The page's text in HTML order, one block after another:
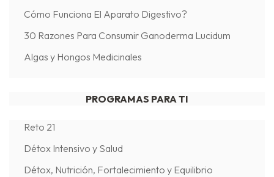
Cómo Funciona El Aparato Digestivo?
30 Razones Para Consumir Ganoderma Lucidum
Algas y Hongos Medicinales
PROGRAMAS PARA TI
Reto 21
Détox Intensivo y Salud
Détox, Nutrición, Fortalecimiento y Equilibrio